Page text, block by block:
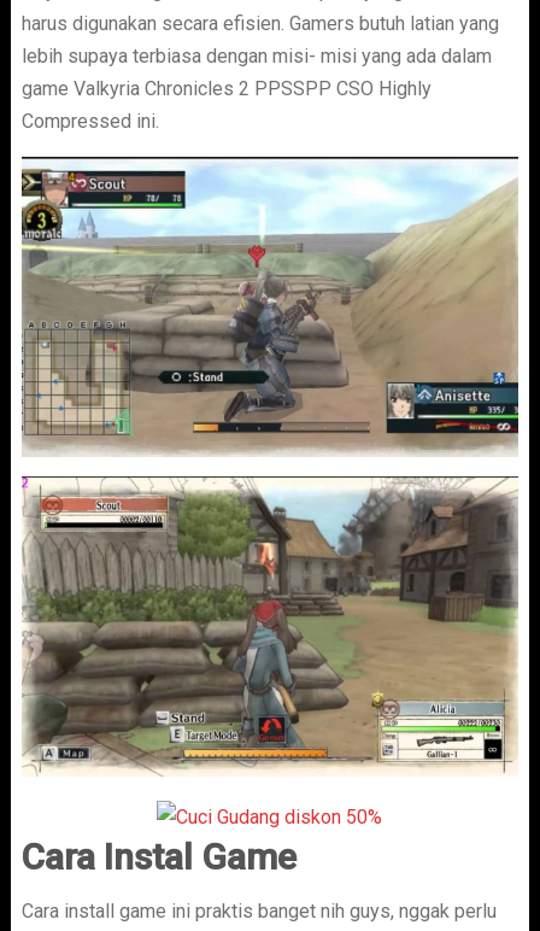
harus digunakan secara efisien. Gamers butuh latian yang
lebih supaya terbiasa dengan misi- misi yang ada dalam
game Valkyria Chronicles 2 PPSSPP CSO Highly
Compressed ini.
Cara Instal Game
Cara install game ini praktis banget nih guys, nggak perlu